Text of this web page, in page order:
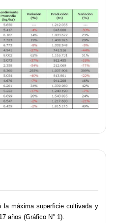
la máxima superficie cultivada y
años (Gráfico N° 1).